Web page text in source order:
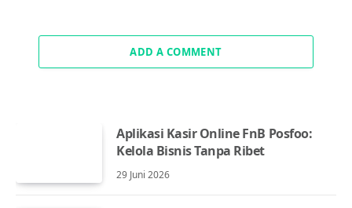
ADD A COMMENT
Aplikasi Kasir Online FnB Posfoo:
Kelola Bisnis Tanpa Ribet
29 Juni 2026